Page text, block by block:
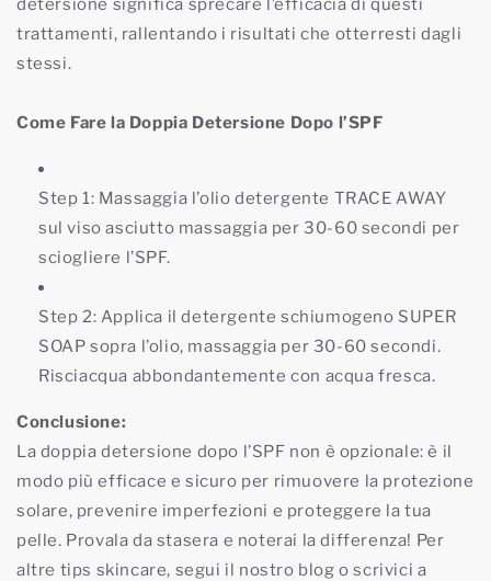
detersione significa sprecare l’efficacia di questi
trattamenti, rallentando i risultati che otterresti dagli
stessi.
Come Fare la Doppia Detersione Dopo l’SPF
Step 1: Massaggia l’olio detergente TRACE AWAY
sul viso asciutto massaggia per 30-60 secondi per
sciogliere l’SPF.
Step 2: Applica il detergente schiumogeno SUPER
SOAP sopra l’olio, massaggia per 30-60 secondi.
Risciacqua abbondantemente con acqua fresca.
Conclusione:
La doppia detersione dopo l’SPF non è opzionale: è il
modo più efficace e sicuro per rimuovere la protezione
solare, prevenire imperfezioni e proteggere la tua
pelle. Provala da stasera e noterai la differenza! Per
altre tips skincare, segui il nostro blog o scrivici a